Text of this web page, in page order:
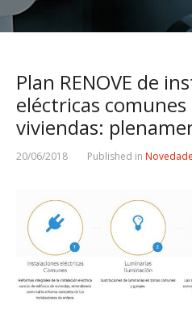
Plan RENOVE de
eléctricas
viviendas:
20/06/2018 Published in